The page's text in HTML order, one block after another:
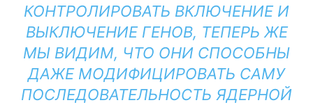
КОНТРОЛИРОВАТЬ ВКЛЮЧЕНИЕ И
ВЫКЛЮЧЕНИЕ ГЕНОВ, ТЕПЕРЬ ЖЕ
МЫ ВИДИМ, ЧТО ОНИ СПОСОБНЫ
ДАЖЕ МОДИФИЦИРОВАТЬ САМУ
ПОСЛЕДОВАТЕЛЬНОСТЬ ЯДЕРНОЙ